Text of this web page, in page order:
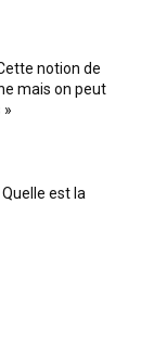
notion de
mais on peut
est la